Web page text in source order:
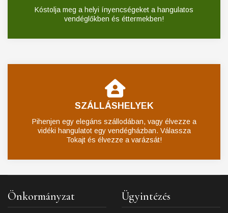
Kóstolja meg a helyi ínyencségeket a hangulatos
vendéglőkben és éttermekben!
SZÁLLÁSHELYEK
Pihenjen egy elegáns szállodában, vagy élvezze a
vidéki hangulatot egy vendégházban. Válassza
Tokajt és élvezze a varázsát!
Önkormányzat Ügyintézés